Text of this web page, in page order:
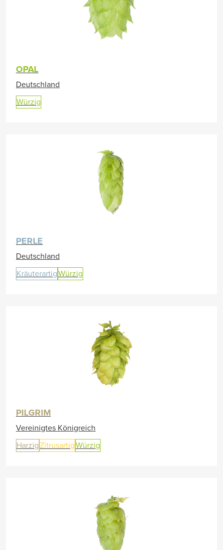
OPAL
Deutschland
Würzig
PERLE
Deutschland
KräuterartigWürzig
PILGRIM
Vereinigtes Königreich
HarzigZitrusartigWürzig